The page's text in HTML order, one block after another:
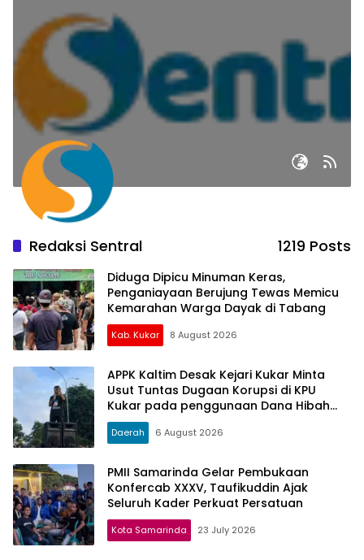
Redaksi Sentral 1219 Posts
Diduga Dipicu Minuman Keras,
Penganiayaan Berujung Tewas Memicu
Kemarahan Warga Dayak di Tabang
Kab. Kukar 8 August 2026
APPK Kaltim Desak Kejari Kukar Minta
Usut Tuntas Dugaan Korupsi di KPU
Kukar pada penggunaan Dana Hibah
PSU Kukar Tahun 2025
Daerah 6 August 2026
PMII Samarinda Gelar Pembukaan
Konfercab XXXV, Taufikuddin Ajak
Seluruh Kader Perkuat Persatuan
Kota Samarinda 23 July 2026